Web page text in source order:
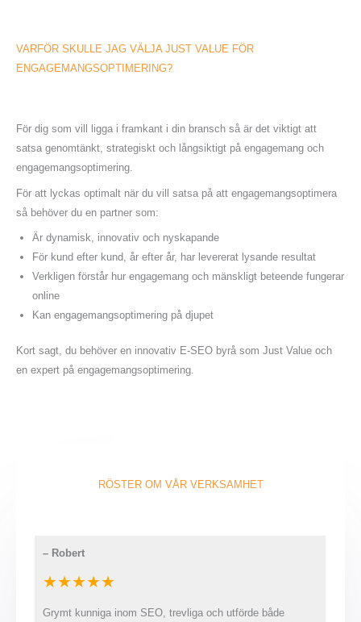
VARFÖR SKULLE JAG VÄLJA JUST VALUE FÖR
ENGAGEMANGSOPTIMERING?
För dig som vill ligga i framkant i din bransch så är det viktigt att
satsa genomtänkt, strategiskt och långsiktigt på engagemang och
engagemangsoptimering.
För att lyckas optimalt när du vill satsa på att engagemangsoptimera
så behöver du en partner som:
Är dynamisk, innovativ och nyskapande
För kund efter kund, år efter år, har levererat lysande resultat
Verkligen förstår hur engagemang och mänskligt beteende fungerar
online
Kan engagemangsoptimering på djupet
Kort sagt, du behöver en innovativ E-SEO byrå som Just Value och
en expert på engagemangsoptimering.
RÖSTER OM VÅR VERKSAMHET
– Robert
★★★★★
Grymt kunniga inom SEO, trevliga och utförde både